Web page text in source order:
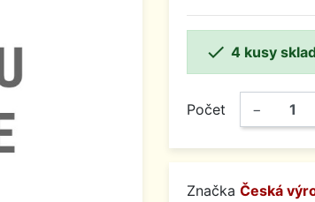
 4 kusy
Počet −
Značka Česká